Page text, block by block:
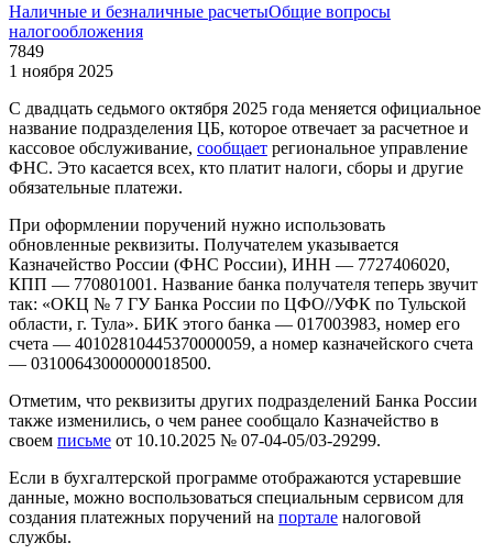
Наличные и безналичные расчетыОбщие вопросы
налогообложения
7849
1 ноября 2025
С двадцать седьмого октября 2025 года меняется официальное
название подразделения ЦБ, которое отвечает за расчетное и
кассовое обслуживание, сообщает региональное управление
ФНС. Это касается всех, кто платит налоги, сборы и другие
обязательные платежи.
При оформлении поручений нужно использовать
обновленные реквизиты. Получателем указывается
Казначейство России (ФНС России), ИНН — 7727406020,
КПП — 770801001. Название банка получателя теперь звучит
так: «ОКЦ № 7 ГУ Банка России по ЦФО//УФК по Тульской
области, г. Тула». БИК этого банка — 017003983, номер его
счета — 40102810445370000059, а номер казначейского счета
— 03100643000000018500.
Отметим, что реквизиты других подразделений Банка России
также изменились, о чем ранее сообщало Казначейство в
своем письме от 10.10.2025 № 07-04-05/03-29299.
Если в бухгалтерской программе отображаются устаревшие
данные, можно воспользоваться специальным сервисом для
создания платежных поручений на портале налоговой
службы.